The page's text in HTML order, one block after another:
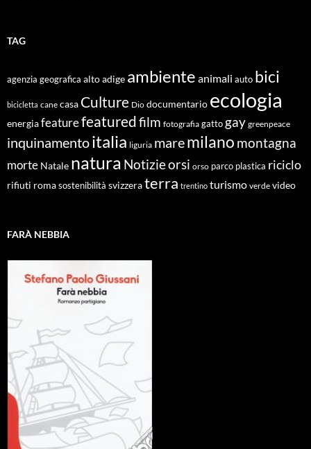
TAG
agenzia geografica alto adige ambiente animali auto bici
bicicletta cane casa Culture Dio documentario ecologia
energiafeaturefeaturedfilm fotografia gatto gay greenpeace
inquinamentoitalia liguria maremilano montagna
morte Natale natura Notizieorsi orso parco plastica riciclo
rifiuti roma sostenibilità svizzeraterra trentino turismo verde video
FARÀ NEBBIA